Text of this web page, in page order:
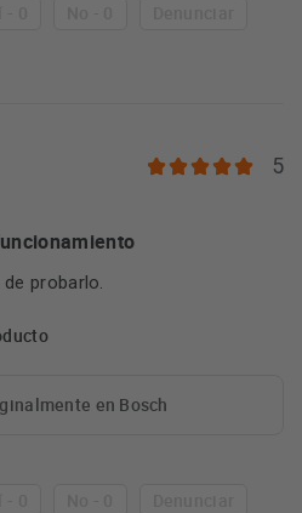
5
probarlo.
en Bosch